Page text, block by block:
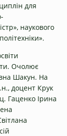
для
наукового
Очолює
Шакун. На
доцент Крук
Гаценко Ірина